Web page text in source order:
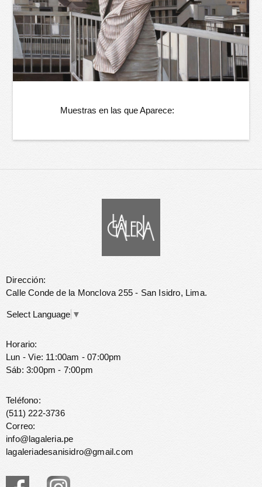
Muestras en las que Aparece:
Dirección:
Calle Conde de la Monclova 255 - San Isidro, Lima.
Select Language ▼
Horario:
Lun - Vie: 11:00am - 07:00pm
Sáb: 3:00pm - 7:00pm
Teléfono:
(511) 222-3736
Correo:
info@lagaleria.pe
lagaleriadesanisidro@gmail.com